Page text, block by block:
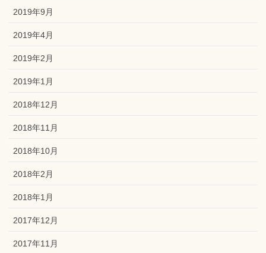
2019年9月
2019年4月
2019年2月
2019年1月
2018年12月
2018年11月
2018年10月
2018年2月
2018年1月
2017年12月
2017年11月